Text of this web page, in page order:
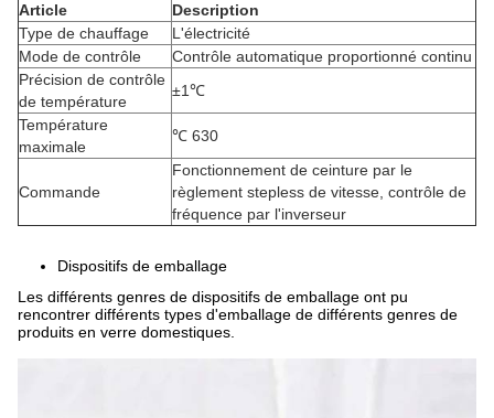
Article
Description
Type de chauffage
L'électricité
Mode de contrôle
Contrôle automatique proportionné continu
Précision de contrôle
de température
±1℃
Température
maximale
℃ 630
Commande
Fonctionnement de ceinture par le
règlement stepless de vitesse, contrôle de
fréquence par l'inverseur
Dispositifs de emballage
Les différents genres de dispositifs de emballage ont pu
rencontrer différents types d'emballage de différents genres de
produits en verre domestiques.